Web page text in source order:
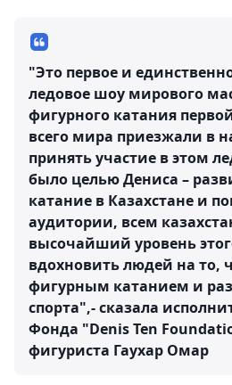
"Это первое и
ледовое шоу мирового
фигурного катания
всего мира приезжали в
принять участие в этом
было целью Дениса –
катание в Казахстане и
аудитории, всем
высочайший уровень
вдохновить людей на то,
фигурным катанием и
спорта",- сказала
Фонда "Denis Ten
фигуриста Гаухар Омар